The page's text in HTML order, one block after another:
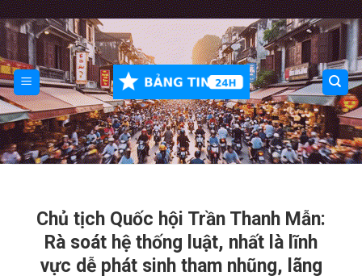
Skip
to
content
Chủ tịch Quốc hội Trần Thanh Mẫn:
Rà soát hệ thống luật, nhất là lĩnh
vực dễ phát sinh tham nhũng, lãng